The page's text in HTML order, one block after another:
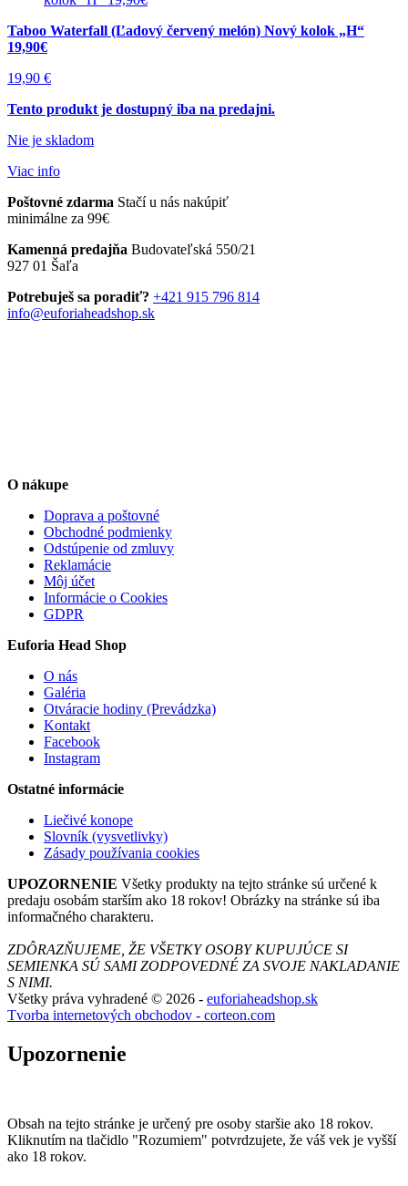
Taboo Waterfall (Ľadový červený melón) Nový kolok „H“
19,90€
19,90 €
Tento produkt je dostupný iba na predajni.
Nie je skladom
Viac info
Poštovné zdarma Stačí u nás nakúpiť
minimálne za 99€
Kamenná predajňa Budovateľská 550/21
927 01 Šaľa
Potrebuješ sa poradiť? +421 915 796 814
info@euforiaheadshop.sk
O nákupe
Doprava a poštovné
Obchodné podmienky
Odstúpenie od zmluvy
Reklamácie
Môj účet
Informácie o Cookies
GDPR
Euforia Head Shop
O nás
Galéria
Otváracie hodiny (Prevádzka)
Kontakt
Facebook
Instagram
Ostatné informácie
Liečivé konope
Slovník (vysvetlivky)
Zásady používania cookies
UPOZORNENIE Všetky produkty na tejto stránke sú určené k
predaju osobám starším ako 18 rokov! Obrázky na stránke sú iba
informačného charakteru.
ZDÔRAZŇUJEME, ŽE VŠETKY OSOBY KUPUJÚCE SI
SEMIENKA SÚ SAMI ZODPOVEDNÉ ZA SVOJE NAKLADANIE
S NIMI.
Všetky práva vyhradené © 2026 - euforiaheadshop.sk
Tvorba internetových obchodov - corteon.com
Upozornenie
Obsah na tejto stránke je určený pre osoby staršie ako 18 rokov.
Kliknutím na tlačidlo "Rozumiem" potvrdzujete, že váš vek je vyšší
ako 18 rokov.